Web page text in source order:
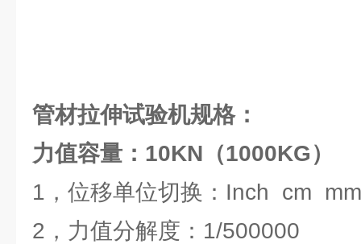
管材拉伸试验机规格：
力值容量：10KN（1000KG）
1，位移单位切换：Inch cm
2，力值分解度：1/500000